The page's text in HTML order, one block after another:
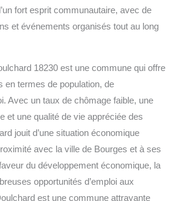
fort esprit communautaire, avec de
et événements organisés tout au long
18230 est une commune qui offre
en termes de population, de
Avec un taux de chômage faible, une
et une qualité de vie appréciée des
jouit d’une situation économique
avec la ville de Bourges et à ses
du développement économique, la
opportunités d’emploi aux
est une commune attrayante